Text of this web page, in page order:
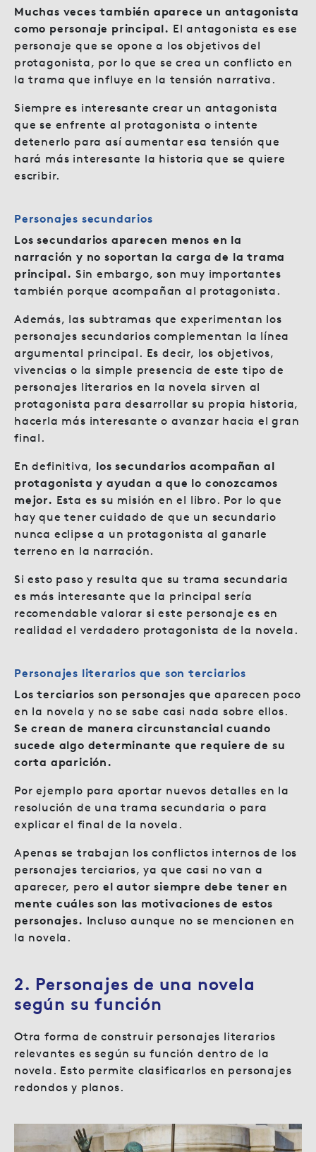
Muchas veces también aparece un antagonista
como personaje principal. El antagonista es ese
personaje que se opone a los objetivos del
protagonista, por lo que se crea un conflicto en
la trama que influye en la tensión narrativa.
Siempre es interesante crear un antagonista
que se enfrente al protagonista o intente
detenerlo para así aumentar esa tensión que
hará más interesante la historia que se quiere
escribir.
Personajes secundarios
Los secundarios aparecen menos en la
narración y no soportan la carga de la trama
principal. Sin embargo, son muy importantes
también porque acompañan al protagonista.
Además, las subtramas que experimentan los
personajes secundarios complementan la línea
argumental principal. Es decir, los objetivos,
vivencias o la simple presencia de este tipo de
personajes literarios en la novela sirven al
protagonista para desarrollar su propia historia,
hacerla más interesante o avanzar hacia el gran
final.
En definitiva, los secundarios acompañan al
protagonista y ayudan a que lo conozcamos
mejor. Esta es su misión en el libro. Por lo que
hay que tener cuidado de que un secundario
nunca eclipse a un protagonista al ganarle
terreno en la narración.
Si esto paso y resulta que su trama secundaria
es más interesante que la principal sería
recomendable valorar si este personaje es en
realidad el verdadero protagonista de la novela.
Personajes literarios que son terciarios
Los terciarios son personajes que aparecen poco
en la novela y no se sabe casi nada sobre ellos.
Se crean de manera circunstancial cuando
sucede algo determinante que requiere de su
corta aparición.
Por ejemplo para aportar nuevos detalles en la
resolución de una trama secundaria o para
explicar el final de la novela.
Apenas se trabajan los conflictos internos de los
personajes terciarios, ya que casi no van a
aparecer, pero el autor siempre debe tener en
mente cuáles son las motivaciones de estos
personajes. Incluso aunque no se mencionen en
la novela.
2. Personajes de una novela
según su función
Otra forma de construir personajes literarios
relevantes es según su función dentro de la
novela. Esto permite clasificarlos en personajes
redondos y planos.